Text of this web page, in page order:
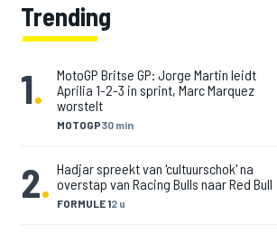
Trending
1.
MOTOGP30 min
MotoGP Britse GP: Jorge Martin leidt
Aprilia 1-2-3 in sprint, Marc Marquez
worstelt
2. FORMULE 12 u
Hadjar spreekt van 'cultuurschok' na
overstap van Racing Bulls naar Red Bull